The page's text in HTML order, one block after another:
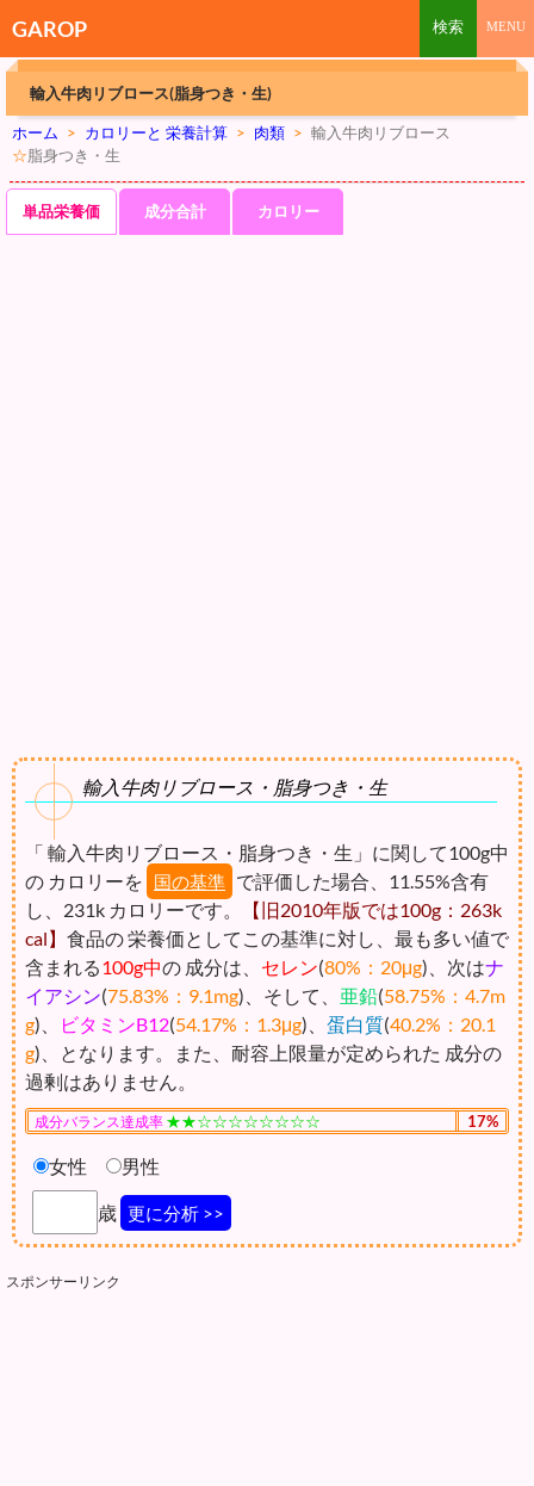
GAROP
輸入牛肉リブロース(脂身つき・生)
ホーム > カロリーと 栄養計算 > 肉類 > 輸入牛肉リブロース
☆脂身つき・生
単品栄養価 成分合計 カロリー
輸入牛肉リブロース・脂身つき・生
「 輸入牛肉リブロース・脂身つき・生」に関して100g中
の カロリーを
国の基準 で評価した場合、11.55%含有
し、231k カロリーです。
【旧2010年版では100g：263k
cal】 食品の 栄養価としてこの基準に対し、最も多い値で
含まれる100g中の 成分は、 セレン(80%：20μg)、次はナ
イアシン(75.83%：9.1mg)、そして、 亜鉛(58.75%：4.7m
g)、 ビタミンB12(54.17%：1.3μg)、 蛋白質(40.2%：20.1
g)、となります。また、耐容上限量が定められた 成分の
過剰はありません。
成分バランス達成率 ★★☆☆☆☆☆☆☆☆ 17%
女性 男性
歳 更に分析 >>
スポンサーリンク